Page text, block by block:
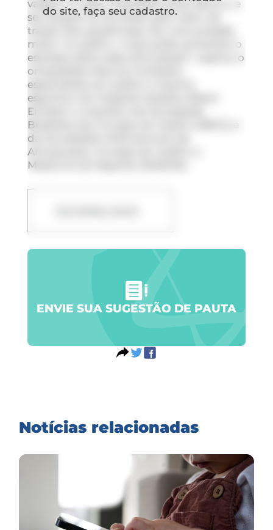
valgos, ou seja, arqueados para dentro, e
seu ângulo Q, formado pelo vetor de
tração dos quadríceps, faz uma pressão
maior no joelho, o que pode aumentar o
estresse sobre essa articulação”, explica o
ortopedista Marcos Cortelazo,
especialista em joelho e trauma
esportivo do Hospital Israelita Albert
Einstein e membro da Sociedade
Brasileira de Cirurgia do Joelho (SBCJ) e
da Sociedade Internacional de
Artroscopia, Cirurgia do Joelho e
Medicina do Esporte (ISAKOS).
do site, faça seu cadastro.
ENVIE SUA SUGESTÃO DE PAUTA
Notícias relacionadas